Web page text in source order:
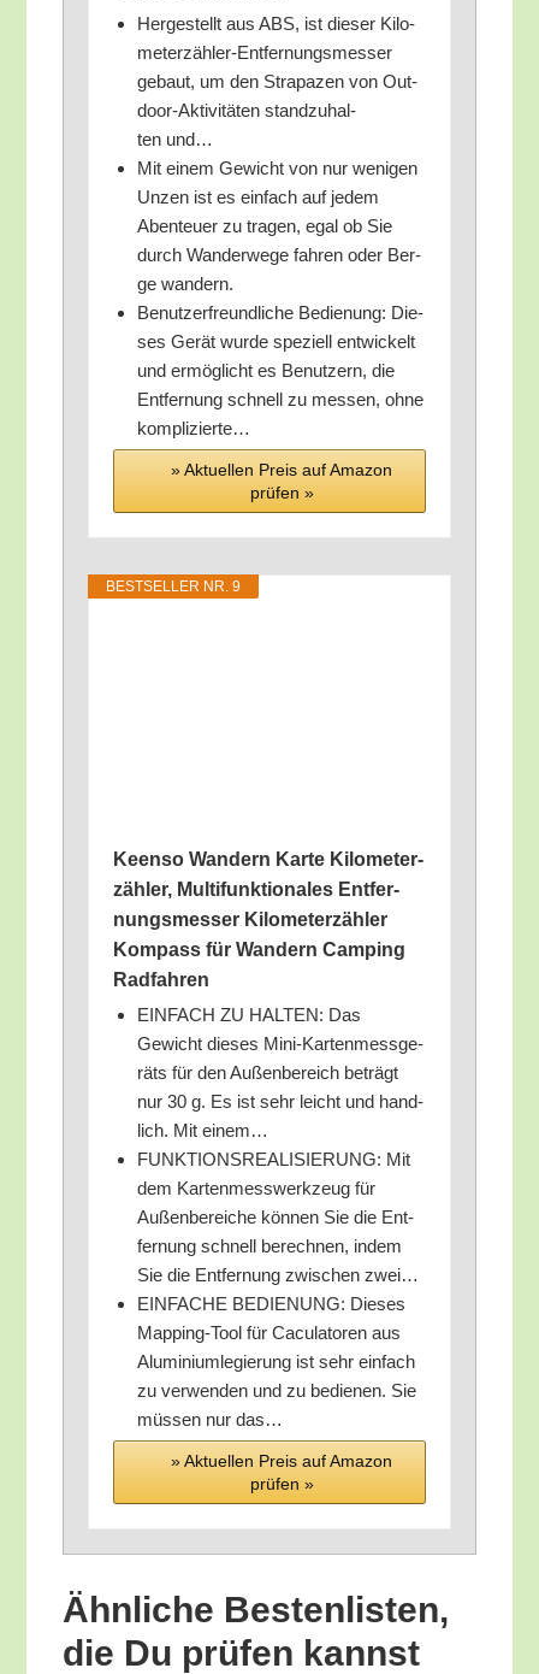
Her­ge­stellt aus ABS, ist die­ser Kilo­
me­ter­zäh­ler-Ent­fer­nungs­mes­ser
gebaut, um den Stra­pa­zen von Out­
door-Akti­vi­tä­ten stand­zu­hal­
ten und…
Mit einem Gewicht von nur weni­gen
Unzen ist es ein­fach auf jedem
Aben­teu­er zu tra­gen, egal ob Sie
durch Wan­der­we­ge fah­ren oder Ber­
ge wandern.
Benut­zer­freund­li­che Bedie­nung: Die­
ses Gerät wur­de spe­zi­ell ent­wi­ckelt
und ermög­licht es Benut­zern, die
Ent­fer­nung schnell zu mes­sen, ohne
komplizierte…
» Aktu­el­len Preis auf Ama­zon
prü­fen »
BEST­SEL­LER NR. 9
Keen­so Wan­dern Kar­te Kilo­me­ter­
zäh­ler, Mul­ti­funk­tio­na­les Ent­fer­
nungs­mes­ser Kilo­me­ter­zäh­ler
Kom­pass für Wan­dern Cam­ping
Radfahren
EINFACH ZU HALTEN: Das
Gewicht die­ses Mini-Kar­ten­mess­ge­
räts für den Außen­be­reich beträgt
nur 30 g. Es ist sehr leicht und hand­
lich. Mit einem…
FUNKTIONSREALISIERUNG: Mit
dem Kar­ten­mess­werk­zeug für
Außen­be­rei­che kön­nen Sie die Ent­
fer­nung schnell berech­nen, indem
Sie die Ent­fer­nung zwi­schen zwei…
EINFACHE BEDIENUNG: Die­ses
Map­ping-Tool für Cacu­la­to­ren aus
Alu­mi­ni­um­le­gie­rung ist sehr ein­fach
zu ver­wen­den und zu bedie­nen. Sie
müs­sen nur das…
» Aktu­el­len Preis auf Ama­zon
prü­fen »
Ähn­li­che Bes­ten­lis­ten,
die Du prü­fen kannst